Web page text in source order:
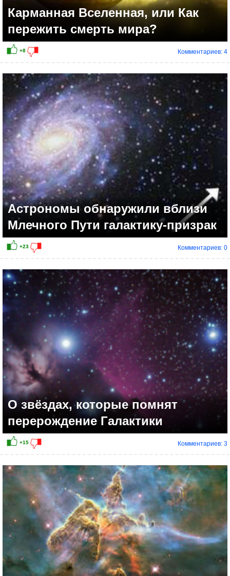
+14
+25
Карманная Вселенная, или Как
пережить смерть мира?
Комментариев: 4
Астрономы обнаружили вблизи
Млечного Пути галактику-призрак
Комментариев: 0
О звёздах, которые помнят
перерождение Галактики
Комментариев: 3